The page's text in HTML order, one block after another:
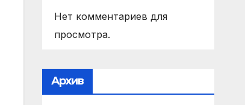
Нет комментариев для
просмотра.
Архив